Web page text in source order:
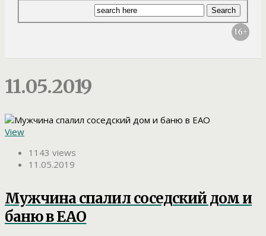
11.05.2019
View
1143 views
11.05.2019
Мужчина спалил соседский дом и
баню в ЕАО